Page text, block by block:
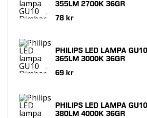
355LM 2700K 36GR
78 kr
PHILIPS LED LAMPA
365LM 3000K 36GR
69 kr
PHILIPS LED LAMPA
380LM 4000K 36GR